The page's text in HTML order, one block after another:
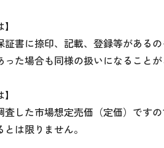
証書に捺印、記載、登録等がある
た場合も同様の扱いになることが
査した市場想定売価（定価）です
は限りません。